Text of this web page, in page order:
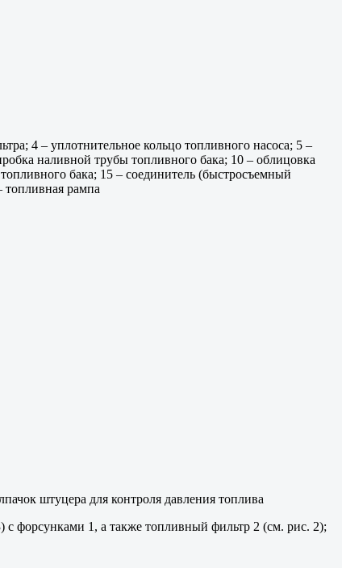
4 – уплотнительное кольцо топливного насоса; 5 –
наливной трубы топливного бака; 10 – облицовка
бака; 15 – соединитель (быстросъемный
рампа
штуцера для контроля давления топлива
форсунками 1, а также топливный фильтр 2 (см. рис. 2);